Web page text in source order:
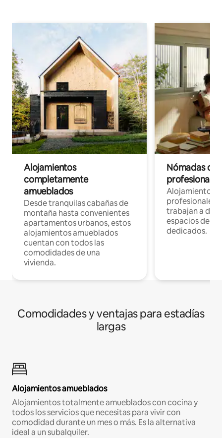
Alojamientos
completamente
amueblados
Desde tranquilas cabañas de
montaña hasta convenientes
apartamentos urbanos, estos
alojamientos amueblados
cuentan con todos las
comodidades de una
vivienda.
Nómadas
Alojamientos
profesionales
trabajan a
espacios de
dedicados.
Comodidades y ventajas para estadías
largas
Alojamientos amueblados
Alojamientos totalmente amueblados con cocina y
todos los servicios que necesitas para vivir con
comodidad durante un mes o más. Es la alternativa
ideal a un subalquiler.